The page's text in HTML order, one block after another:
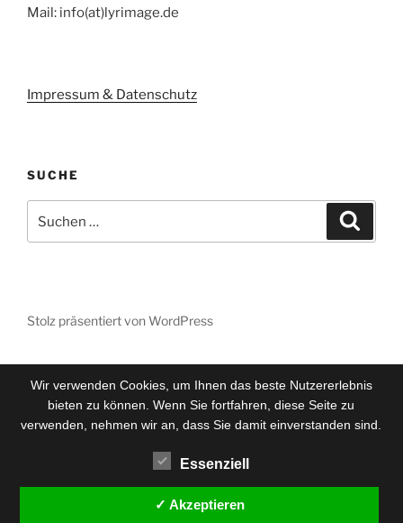
Mail: info(at)lyrimage.de
Impressum & Datenschutz
SUCHE
nach:
Stolz präsentiert von WordPress
Wir verwenden Cookies, um Ihnen das beste Nutzererlebnis
bieten zu können. Wenn Sie fortfahren, diese Seite zu
verwenden, nehmen wir an, dass Sie damit einverstanden sind.
Essenziell
✓ Akzeptieren